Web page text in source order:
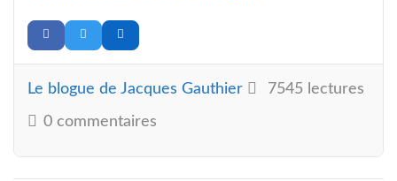
Le blogue de Jacques Gauthier 7545 lectures
0 commentaires